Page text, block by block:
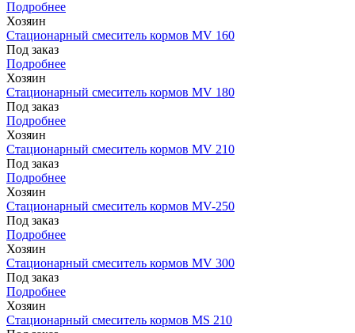
Подробнее
Хозяин
Стационарный смеситель кормов MV 160
Под заказ
Подробнее
Хозяин
Стационарный смеситель кормов MV 180
Под заказ
Подробнее
Хозяин
Стационарный смеситель кормов MV 210
Под заказ
Подробнее
Хозяин
Стационарный смеситель кормов MV-250
Под заказ
Подробнее
Хозяин
Стационарный смеситель кормов MV 300
Под заказ
Подробнее
Хозяин
Стационарный смеситель кормов MS 210